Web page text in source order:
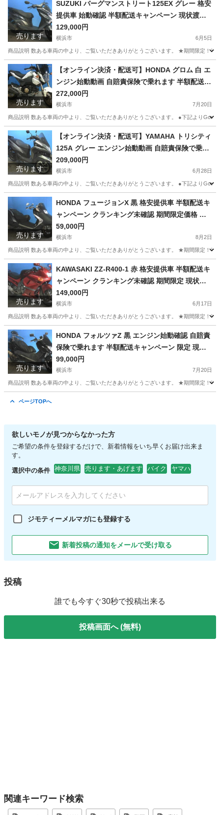
売ります
SUZUKI バーグマンストリート125EX グレー 格安
提供車 始動確認 半額配送キャンペーン 現状渡し
諸経費￥0- 横浜 P-Yard
129,000円
横浜市 6月5日
商品説明 数ある車両の中より、ご覧いただきありがとうございます。 ★期間限定！
神奈川 横浜市 スズキ SUZUKI
売ります
【オンライン決済・配送可】HONDA グロム 白 エ
ンジン始動動画 自賠責保険で乗れます 半額配送キ
ャンペーン 期間限定 現状渡し諸経費￥0- 横浜 P-Y
ard
272,000円
横浜市 7月20日
商品説明 数ある車両の中より、ご覧いただきありがとうございます。 ●下記より
神奈川 横浜市 ホンダ グロム
売ります
【オンライン決済・配送可】YAMAHA トリシティ
125A グレー エンジン始動動画 自賠責保険で乗れ
ます 半額配送キャンペーン 現状渡し諸経費￥0 横
浜 P-Yard 045-507-6300 ヤマハ発動機
209,000円
横浜市 6月28日
商品説明 数ある車両の中より、ご覧いただきありがとうございます。 ●下記より
神奈川 横浜市 トリシティ
売ります
HONDA フュージョンX 黒 格安提供車 半額配送キ
ャンペーン クランキング未確認 期間限定価格 現
状渡し諸経費￥0- 横浜 P-Yard
59,000円
横浜市 8月2日
商品説明 数ある車両の中より、ご覧いただきありがとうございます。 ★期間限定！
神奈川 横浜市
売ります
KAWASAKI ZZ-R400-1 赤 格安提供車 半額配送キ
ャンペーン クランキング未確認 期間限定 現状渡
し諸経費￥0- 横浜 P-Yard
149,000円
横浜市 6月17日
商品説明 数ある車両の中より、ご覧いただきありがとうございます。 ★期間限定！
神奈川 横浜市 クランキング
売ります
HONDA フォルツァZ 黒 エンジン始動確認 自賠責
保険で乗れます 半額配送キャンペーン 限定 現状
渡し諸経費￥0- 横浜 P-Yard
99,000円
横浜市 7月20日
商品説明 数ある車両の中より、ご覧いただきありがとうございます。 ★期間限定
ページTOPへ
欲しいモノが見つからなかった方
ご希望の条件を登録するだけで、新着情報をいち早くお届け出来ま
す。
選択中の条件 神奈川県 売ります・あげます バイク ヤマハ
ジモティーメルマガにも登録する
新着投稿の通知をメールで受け取る
投稿
誰でも今すぐ30秒で投稿出来る
投稿画面へ (無料)
関連キーワード検索